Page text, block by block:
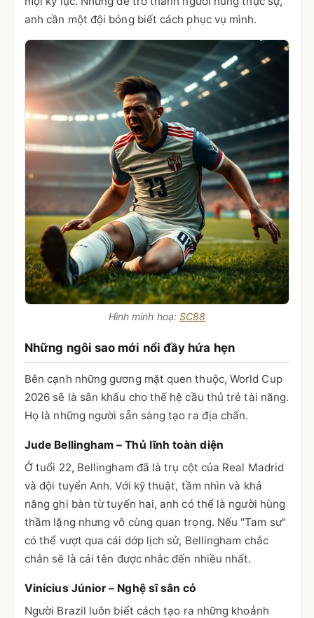
anh cần một đội bóng biết cách phục vụ mình.
Hình minh hoạ: SC88
Những ngôi sao mới nổi đầy hứa hẹn
Bên cạnh những gương mặt quen thuộc, World Cup
2026 sẽ là sân khấu cho thế hệ cầu thủ trẻ tài năng.
Họ là những người sẵn sàng tạo ra địa chấn.
Jude Bellingham – Thủ lĩnh toàn diện
Ở tuổi 22, Bellingham đã là trụ cột của Real Madrid
và đội tuyển Anh. Với kỹ thuật, tầm nhìn và khả
năng ghi bàn từ tuyến hai, anh có thể là người hùng
thầm lặng nhưng vô cùng quan trọng. Nếu "Tam sư"
có thể vượt qua cái dớp lịch sử, Bellingham chắc
chắn sẽ là cái tên được nhắc đến nhiều nhất.
Vinícius Júnior – Nghệ sĩ sân cỏ
Người Brazil luôn biết cách tạo ra những khoảnh